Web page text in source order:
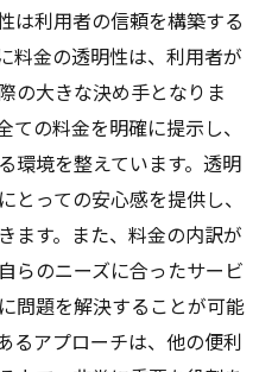
は利用者の信頼を構築する
料金の透明性は、利用者が
の大きな決め手となりま
の料金を明確に提示し、
環境を整えています。透明
っての安心感を提供し、
ます。また、料金の内訳が
らのニーズに合ったサービ
問題を解決することが可能
るアプローチは、他の便利